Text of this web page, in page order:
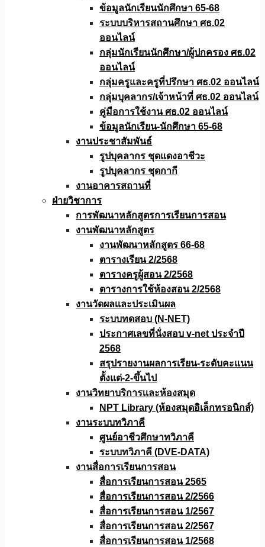
ข้อมูลนักเรียนนักศึกษา 65-68
ระบบบริหารสถานศึกษา ศธ.02
ออนไลน์
กลุ่มนักเรียนนักศึกษา/ผู้ปกครอง ศธ.02
ออนไลน์
กลุ่มครูและครูที่ปรึกษา ศธ.02 ออนไลน์
กลุ่มบุคลากร/เจ้าหน้าที่ ศธ.02 ออนไลน์
คู่มือการใช้งาน ศธ.02 ออนไลน์
ข้อมูลนักเรียน-นักศึกษา 65-68
งานประชาสัมพันธ์
รูปบุคลากร ชุดแดงอาชีวะ
รูปบุคลากร ชุดกากี
งานอาคารสถานที่
ฝ่ายวิชาการ
การพัฒนาหลักสูตรการเรียนการสอน
งานพัฒนาหลักสูตร
งานพัฒนาหลักสูตร 66-68
ตารางเรียน 2/2568
ตารางครูผู้สอน 2/2568
ตารางการใช้ห้องสอน 2/2568
งานวัดผลเเละประเมินผล
ระบบทดสอบ (N-NET)
ประกาศเลขที่นั่งสอบ v-net ประจำปี
2568
สรุปรายงานผลการเรียน-ระดับคะแนน
ตั้งแต่-2-ขึ้นไป
งานวิทยาบริการเเละห้องสมุด
NPT Library (ห้องสมุดอิเล็กทรอนิกส์)
งานระบบทวิภาคี
ศูนย์อาชีวศึกษาทวิภาคี
ระบบทวิภาคี (DVE-DATA)
งานสื่อการเรียนการสอน
สื่อการเรียนการสอน 2565
สื่อการเรียนการสอน 2/2566
สื่อการเรียนการสอน 1/2567
สื่อการเรียนการสอน 2/2567
สื่อการเรียนการสอน 1/2568